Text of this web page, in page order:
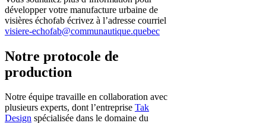
développer votre manufacture urbaine de
visières échofab écrivez à l’adresse courriel
visiere-echofab@communautique.quebec
Notre protocole de
production
Notre équipe travaille en collaboration avec
plusieurs experts, dont l’entreprise Tak
Design spécialisée dans le domaine du